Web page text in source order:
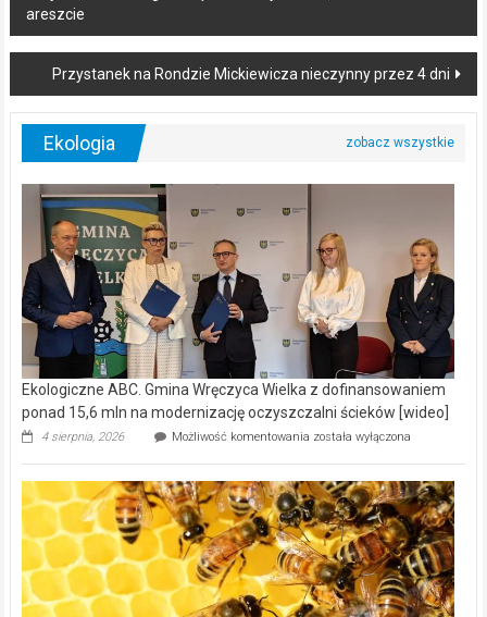
navigation
areszcie
Przystanek na Rondzie Mickiewicza nieczynny przez 4 dni
Ekologia
Ekologiczne ABC. Gmina Wręczyca Wielka z dofinansowaniem
ponad 15,6 mln na modernizację oczyszczalni ścieków [wideo]
4 sierpnia, 2026 Możliwość komentowania Ekologiczne
Wręczyca
Wielka
z
dofinansowaniem
ponad
15,6
mln
na
została wyłączona